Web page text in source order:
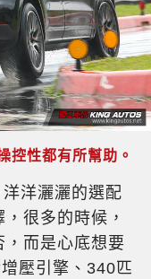
控性都有所幫助。
洋灑灑的選配
很多的時候，
而是心底想要
壓引擎、340匹